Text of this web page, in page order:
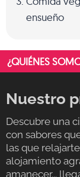
ensueño
¿QUIÉNES
Nuestro
Descubre una
con sabores
las que
alojamiento
amanecer...